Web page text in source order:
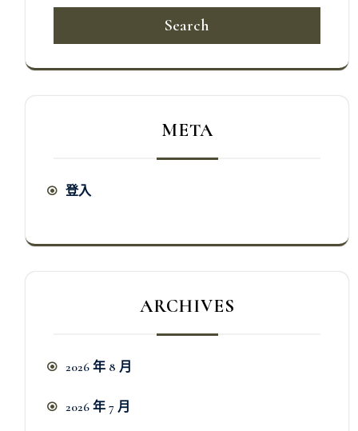
Search
META
登入
ARCHIVES
2026 年 8 月
2026 年 7 月